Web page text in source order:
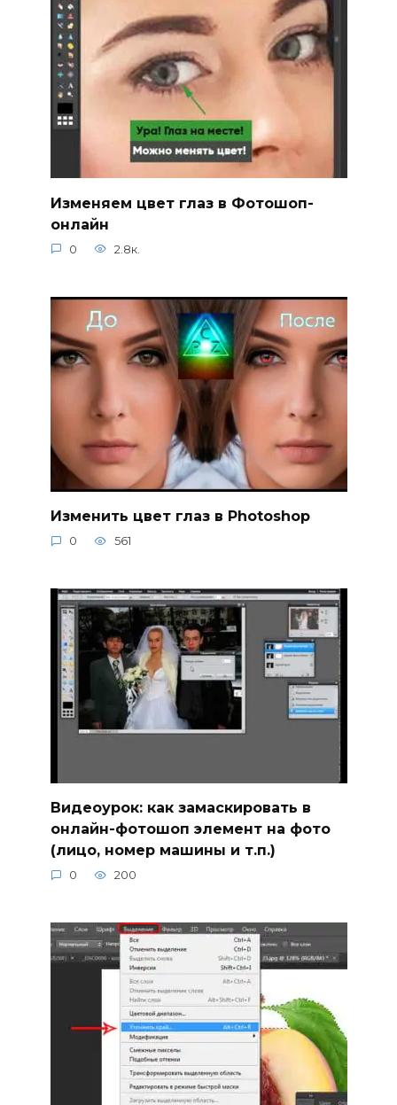
Изменяем цвет глаз в Фотошоп-
онлайн
0 2.8к.
Изменить цвет глаз в Photoshop
0 561
Видеоурок: как замаскировать в
онлайн-фотошоп элемент на фото
(лицо, номер машины и т.п.)
0 200